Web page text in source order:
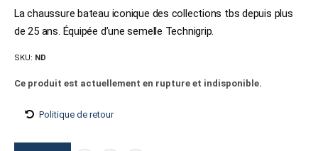
La chaussure bateau iconique des collections tbs depuis plus
de 25 ans. Équipée d’une semelle Technigrip.
SKU: ND
Ce produit est actuellement en rupture et indisponible.
Politique de retour